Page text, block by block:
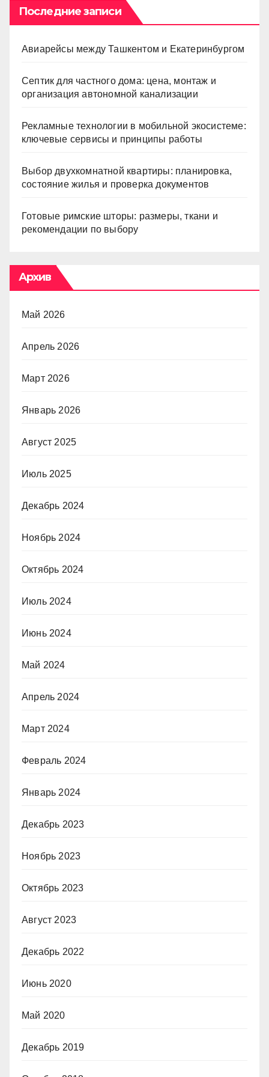
Последние записи
Авиарейсы между Ташкентом и Екатеринбургом
Септик для частного дома: цена, монтаж и
организация автономной канализации
Рекламные технологии в мобильной экосистеме:
ключевые сервисы и принципы работы
Выбор двухкомнатной квартиры: планировка,
состояние жилья и проверка документов
Готовые римские шторы: размеры, ткани и
рекомендации по выбору
Архив
Май 2026
Апрель 2026
Март 2026
Январь 2026
Август 2025
Июль 2025
Декабрь 2024
Ноябрь 2024
Октябрь 2024
Июль 2024
Июнь 2024
Май 2024
Апрель 2024
Март 2024
Февраль 2024
Январь 2024
Декабрь 2023
Ноябрь 2023
Октябрь 2023
Август 2023
Декабрь 2022
Июнь 2020
Май 2020
Декабрь 2019